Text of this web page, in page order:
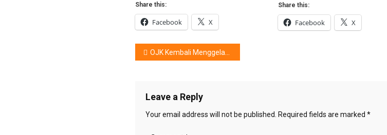
Share this:
Facebook X
Share this:
Facebook X
Post
OJK Kembali Menggelar Fintech Days
Leave a Reply
Your email address will not be published. Required fields are marked *